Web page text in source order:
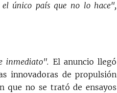
único país que no lo hace",
inmediato". El anuncio llegó
innovadoras de propulsión
que no se trató de ensayos